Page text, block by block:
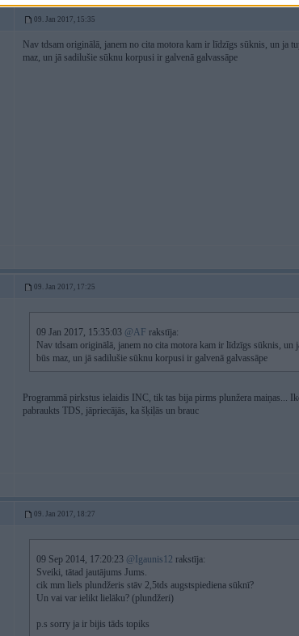
09. Jan 2017, 15:35
Nav tdsam originālā, janem no cita motora kam ir līdzīgs sūknis, un ja
maz, un jā sadilušie sūknu korpusi ir galvenā galvassāpe
09. Jan 2017, 17:25
09 Jan 2017, 15:35:03 @AF rakstīja:
Nav tdsam originālā, janem no cita motora kam ir līdzīgs sūknis, un
būs maz, un jā sadilušie sūknu korpusi ir galvenā galvassāpe
Programmā pirkstus ielaidis INC, tik tas bija pirms plunžera maiņas...
pabraukts TDS, jāpriecājās, ka šķiļās un brauc
09. Jan 2017, 18:27
09 Sep 2014, 17:20:23 @Igaunis12 rakstīja:
Sveiki, tātad jautājums Jums.
cik mm liels plundžeris stāv 2,5tds augstspiediena sūknī?
Un vai var ielikt lielāku? (plundžeri)
p.s sorry ja ir bijis tāds topiks